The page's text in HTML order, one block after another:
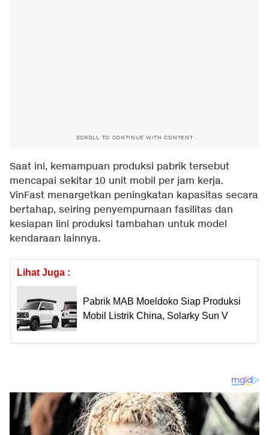
SCROLL TO CONTINUE WITH CONTENT
Saat ini, kemampuan produksi pabrik tersebut
mencapai sekitar 10 unit mobil per jam kerja.
VinFast menargetkan peningkatan kapasitas secara
bertahap, seiring penyempurnaan fasilitas dan
kesiapan lini produksi tambahan untuk model
kendaraan lainnya.
Lihat Juga :
Pabrik MAB Moeldoko Siap Produksi
Mobil Listrik China, Solarky Sun V